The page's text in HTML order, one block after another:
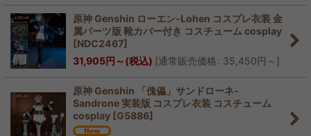
原神 Genshin ローエン-Lohen コスプレ衣装 金
属パーツ版 靴カバー付き コスチューム cosplay
[NDC2467]
31,905円 ～(税込) [通常販売価格: 35,450円 ～ ]
原神 Genshin 「傀儡」サンドローネ-
Sandrone 実装版 コスプレ衣装 コスチューム
cosplay [G5886]